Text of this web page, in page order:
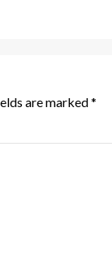
are marked*